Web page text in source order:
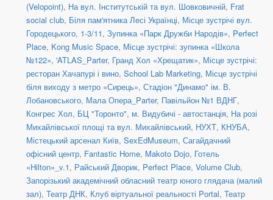
(Velopoint), На вул. Інститутській та вул. Шовковичній, Frat
social сlub, Біля пам'ятника Лесі Українці, Місце зустрічі вул.
Городецького, 1-3/11, Зупинка «Парк Дружби Народів», Perfect
Place, Kong Music Space, Місце зустрічі: зупинка «Школа
№122», 'ATLAS_Parter, Гранд Хол «Хрещатик», Місце зустрічі:
ресторан Хачапурі і вино, School Lab Marketing, Місце зустрічі
біля виходу з метро «Сирець», Стадіон "Динамо" ім. В.
Лобановського, Мала Опера_Parter, Павільйон №1 ВДНГ,
Конгрес Хол, БЦ "Торонто", м. Видубичі - автостанція, На розі
Михайлівської площі та вул. Михайлівський, НУХТ, КНУБА,
Містецький арсенал Київ, SexEdMuseum, Сагайдачний
офісний центр, Fantastic Home, Makoto Dojo, Готель
«Hilton»_v.1, Райський Дворик, Perfect Place, Volume Club,
Запорізький академічний обласний театр юного глядача (малий
зал), Театр ДНК, Клуб віртуальної реальності Portal, Театр